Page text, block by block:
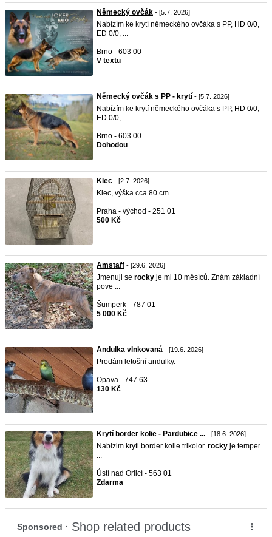
Německý ovčák - [5.7. 2026]
Nabízím ke krytí německého ovčáka s PP, HD 0/0,
ED 0/0, ...
Brno - 603 00
V textu
Německý ovčák s PP - krytí - [5.7. 2026]
Nabízím ke krytí německého ovčáka s PP, HD 0/0,
ED 0/0, ...
Brno - 603 00
Dohodou
Klec - [2.7. 2026]
Klec, výška cca 80 cm
Praha - východ - 251 01
500 Kč
Amstaff - [29.6. 2026]
Jmenuji se rocky je mi 10 měsíců. Znám základní
pove ...
Šumperk - 787 01
5 000 Kč
Andulka vlnkovaná - [19.6. 2026]
Prodám letošní andulky.
Opava - 747 63
130 Kč
Krytí border kolie - Pardubice ... - [18.6. 2026]
Nabizim kryti border kolie trikolor. rocky je temper
...
Ústí nad Orlicí - 563 01
Zdarma